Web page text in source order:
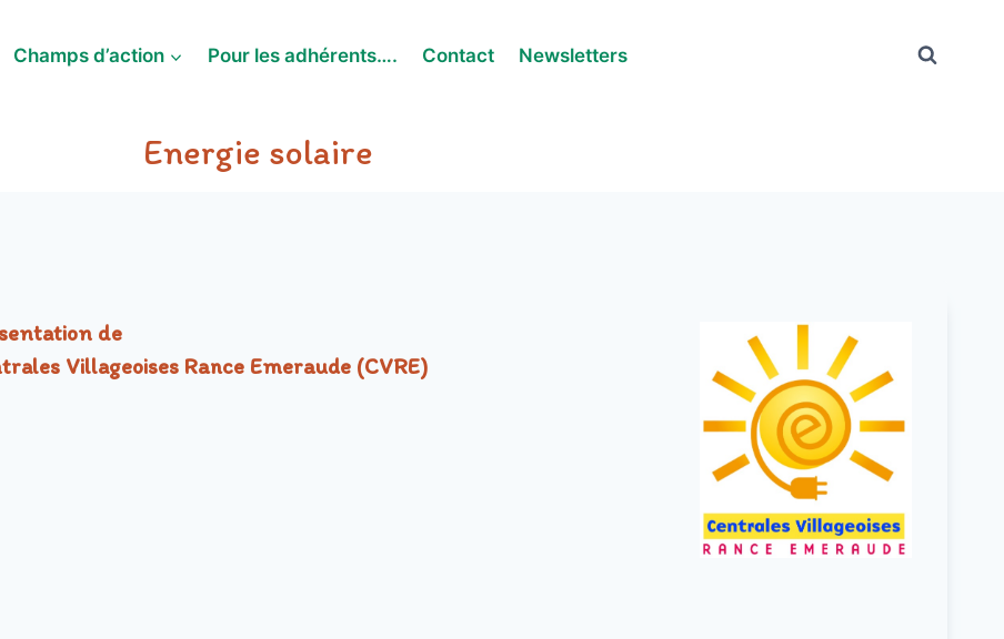
Champs d’action Pour les adhérents…. Contact Newsletters
Energie solaire
de
Villageoises Rance Emeraude (CVRE)